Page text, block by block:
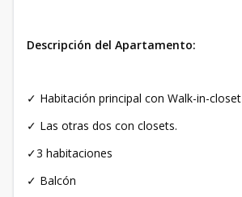
Descripción del Apartamento:
✓ Habitación principal con Walk-in-closet
✓ Las otras dos con closets.
✓3 habitaciones
✓ Balcón